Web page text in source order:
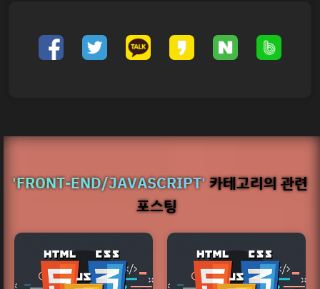
'FRONT-END/JAVASCRIPT'카테고리의 관련
포스팅